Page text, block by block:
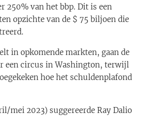
250% van het bbp. Dit is een
opzichte van de $ 75 biljoen die
in opkomende markten, gaan de
een circus in Washington, terwijl
hoe het schuldenplafond
mei 2023) suggereerde Ray Dalio